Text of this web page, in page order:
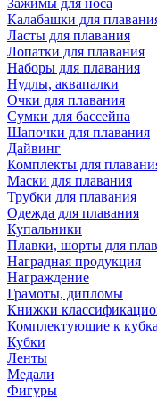
Зажимы для носа
Калабашки для
Ласты для плавания
Лопатки для плавания
Наборы для плавания
Нудлы, аквапалки
Очки для плавания
Сумки для бассейна
Шапочки для плавания
Дайвинг
Комплекты для
Маски для плавания
Трубки для плавания
Одежда для плавания
Купальники
Плавки, шорты для
Наградная продукция
Награждение
Грамоты, дипломы
Книжки
Комплектующие к
Кубки
Ленты
Медали
Фигуры